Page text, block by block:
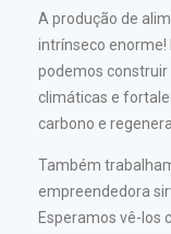
A produção de
intrínseco enorme!
podemos
climáticas e
carbono e
Também
empreendedora
Esperamos vê-los